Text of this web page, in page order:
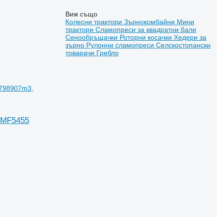
Виж също
Колесни тракториЗърнокомбайни Мини
тракториСламопреси за квадратни бали
Сенообръщачки Роторни косачкиХедери за
зърно Рулонни сламопресиСелскостопански
товарачи Гребло